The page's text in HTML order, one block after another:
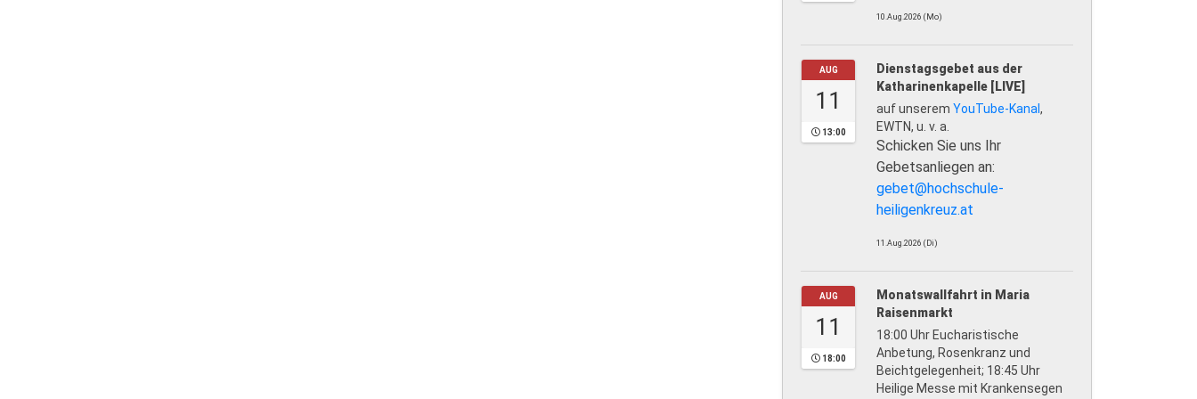
10.Aug.2026 (Mo)
AUG
11
13:00
Dienstagsgebet aus der
Katharinenkapelle [LIVE]
auf unserem YouTube-Kanal ,
EWTN, u. v. a.
Schicken Sie uns Ihr
Gebetsanliegen an:
gebet@hochschule-
heiligenkreuz.at
11.Aug.2026 (Di)
AUG
11
18:00
Monatswallfahrt in Maria
Raisenmarkt
18:00 Uhr Eucharistische
Anbetung, Rosenkranz und
Beichtgelegenheit; 18:45 Uhr
Heilige Messe mit Krankensegen